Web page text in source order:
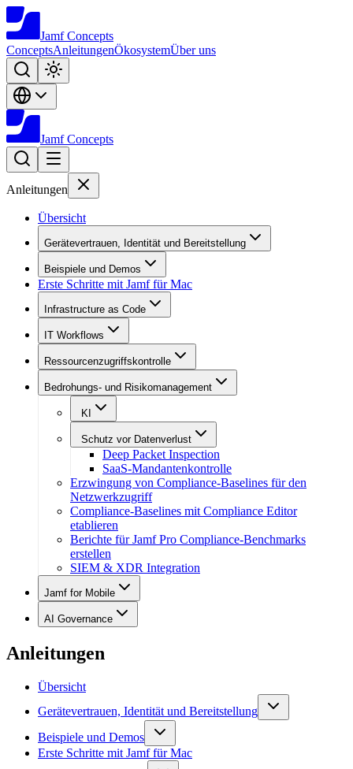
Jamf Concepts
ConceptsAnleitungenÖkosystemÜber uns
Jamf Concepts
Anleitungen
Übersicht
Gerätevertrauen, Identität und Bereitstellung
Beispiele und Demos
Erste Schritte mit Jamf für Mac
Infrastructure as Code
IT Workflows
Ressourcenzugriffskontrolle
Bedrohungs- und Risikomanagement
KI
Schutz vor Datenverlust
Deep Packet Inspection
SaaS-Mandantenkontrolle
Erzwingung von Compliance-Baselines für den
Netzwerkzugriff
Compliance-Baselines mit Compliance Editor
etablieren
Berichte für Jamf Pro Compliance-Benchmarks
erstellen
SIEM & XDR Integration
Jamf for Mobile
AI Governance
Anleitungen
Übersicht
Gerätevertrauen, Identität und Bereitstellung
Beispiele und Demos
Erste Schritte mit Jamf für Mac